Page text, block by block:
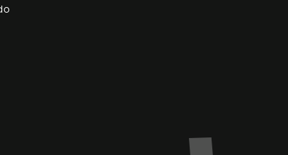
Marca El Corte Inglés